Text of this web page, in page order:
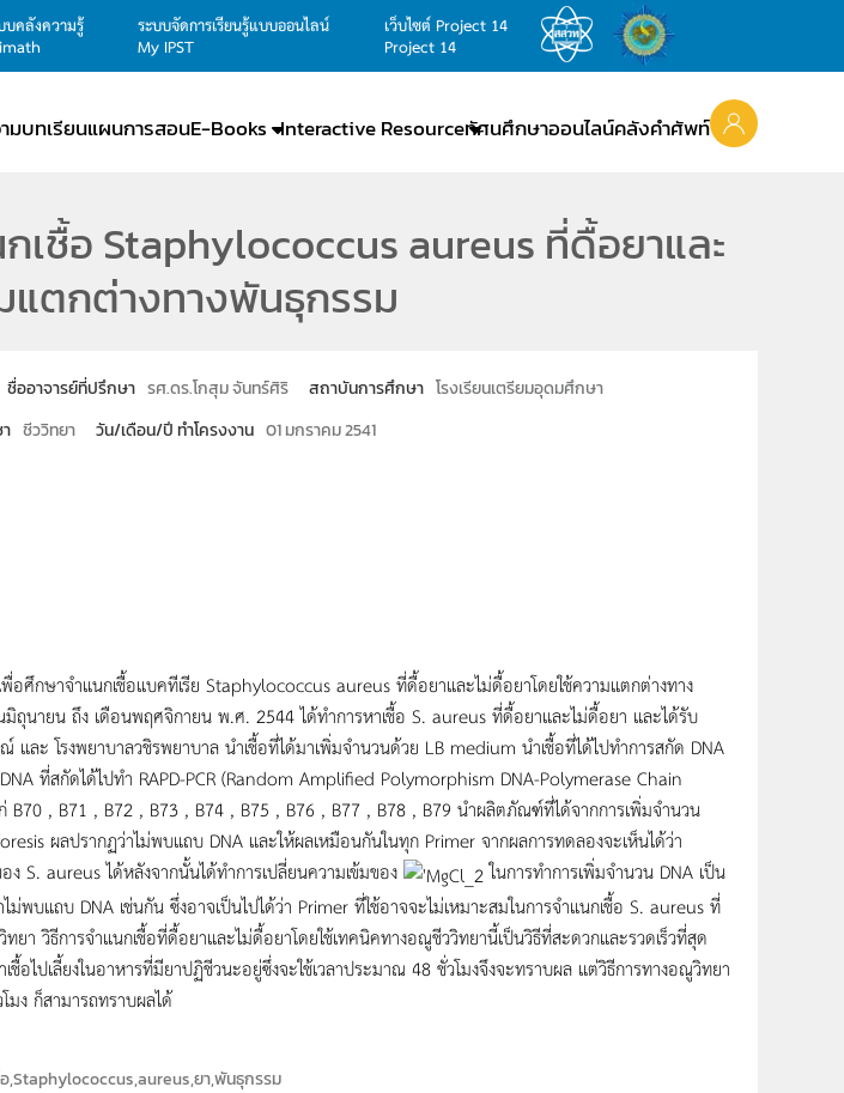
บคลังความรู้
ระบบจัดการเรียนรู้แบบออนไลน์
My IPST
เว็บไซต์ Project 14
Project 14
มบทเรียนแผนการสอนE-Books Interactive Resourceทัศนศึกษาออนไลน์คลังคำศัพท์
เชื้อ Staphylococcus aureus ที่ดื้อยาและ
แตกต่างทางพันธุกรรม
ชื่ออาจารย์ที่ปรึกษา รศ.ดร.โกสุม จันทร์ศิริ สถาบันการศึกษา โรงเรียนเตรียมอุดมศึกษา
ชีววิทยา วัน/เดือน/ปี ทำโครงงาน 01 มกราคม 2541
พื่อศึกษาจำแนกเชื้อแบคทีเรีย Staphylococcus aureus ที่ดื้อยาและไม่ดื้อยาโดยใช้ความแตกต่างทาง
ถุนายน ถึง เดือนพฤศจิกายน พ.ศ. 2544 ได้ทำการหาเชื้อ S. aureus ที่ดื้อยาและไม่ดื้อยา และได้รับ
และ โรงพยาบาลวชิรพยาบาล นำเชื้อที่ได้มาเพิ่มจำนวนด้วย LB medium นำเชื้อที่ได้ไปทำการสกัด DNA
ที่สกัดได้ไปทำ RAPD-PCR (Random Amplified Polymorphism DNA-Polymerase Chain
B70 , B71 , B72 , B73 , B74 , B75 , B76 , B77 , B78 , B79 นำผลิตภัณฑ์ที่ได้จากการเพิ่มจำนวน
ผลปรากฏว่าไม่พบแถบ DNA และให้ผลเหมือนกันในทุก Primer จากผลการทดลองจะเห็นได้ว่า
S. aureus ได้หลังจากนั้นได้ทำการเปลี่ยนความเข้มของ
ในการทำการเพิ่มจำนวน DNA เป็น
บแถบ DNA เช่นกัน ซึ่งอาจเป็นไปได้ว่า Primer ที่ใช้อาจจะไม่เหมาะสมในการจำแนกเชื้อ S. aureus ที่
ยา วิธีการจำแนกเชื้อที่ดื้อยาและไม่ดื้อยาโดยใช้เทคนิคทางอณูชีววิทยานี้เป็นวิธีที่สะดวกและรวดเร็วที่สุด
ชื้อไปเลี้ยงในอาหารที่มียาปฏิชีวนะอยู่ซึ่งจะใช้เวลาประมาณ 48 ชั่วโมงจึงจะทราบผล แต่วิธีการทางอณูวิทยา
มง ก็สามารถทราบผลได้
อ,Staphylococcus,aureus,ยา,พันธุกรรม